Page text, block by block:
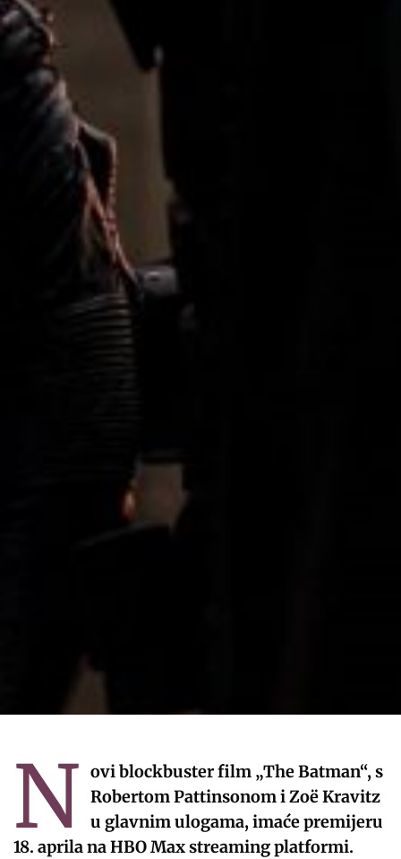
N ovi blockbuster film „The Batman“, s
Robertom Pattinsonom i Zoë Kravitz
u glavnim ulogama, imaće premijeru
18. aprila na HBO Max streaming platformi.